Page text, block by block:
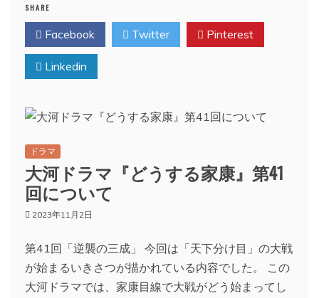
SHARE
Facebook Twitter Pinterest
Linkedin
ドラマ
大河ドラマ『どうする家康』第41
回について
2023年11月2日
第41回「逆襲の三成」 今回は「天下分け目」の大戦
が始まるいきさつが描かれている内容でした。 この
大河ドラマでは、家康目線で大戦がどう始まってし